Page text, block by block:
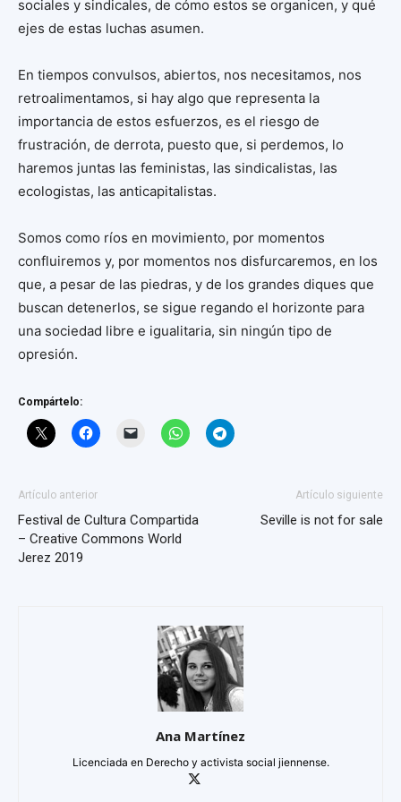
sociales y sindicales, de cómo estos se organicen, y qué
ejes de estas luchas asumen.
En tiempos convulsos, abiertos, nos necesitamos, nos
retroalimentamos, si hay algo que representa la
importancia de estos esfuerzos, es el riesgo de
frustración, de derrota, puesto que, si perdemos, lo
haremos juntas las feministas, las sindicalistas, las
ecologistas, las anticapitalistas.
Somos como ríos en movimiento, por momentos
confluiremos y, por momentos nos disfurcaremos, en los
que, a pesar de las piedras, y de los grandes diques que
buscan detenerlos, se sigue regando el horizonte para
una sociedad libre e igualitaria, sin ningún tipo de
opresión.
Compártelo:
Artículo anterior
Festival de Cultura Compartida
– Creative Commons World
Jerez 2019
Artículo siguiente
Seville is not for sale
Ana Martínez
Licenciada en Derecho y activista social jiennense.